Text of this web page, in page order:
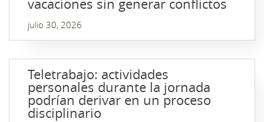
vacaciones sin generar conflictos
julio 30, 2026
Teletrabajo: actividades
personales durante la jornada
podrían derivar en un proceso
disciplinario